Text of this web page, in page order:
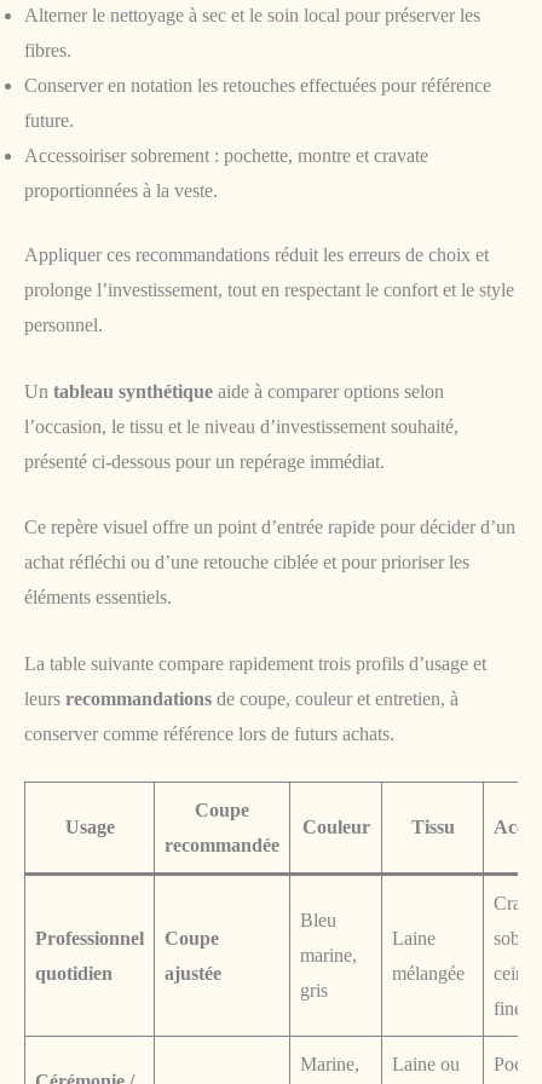
Alterner le nettoyage à sec et le soin local pour préserver les
fibres.
Conserver en notation les retouches effectuées pour référence
future.
Accessoiriser sobrement : pochette, montre et cravate
proportionnées à la veste.
Appliquer ces recommandations réduit les erreurs de choix et
prolonge l’investissement, tout en respectant le confort et le style
personnel.
Un tableau synthétique aide à comparer options selon
l’occasion, le tissu et le niveau d’investissement souhaité,
présenté ci-dessous pour un repérage immédiat.
Ce repère visuel offre un point d’entrée rapide pour décider d’un
achat réfléchi ou d’une retouche ciblée et pour prioriser les
éléments essentiels.
La table suivante compare rapidement trois profils d’usage et
leurs recommandations de coupe, couleur et entretien, à
conserver comme référence lors de futurs achats.
Usage
Coupe
recommandée
Couleur Tissu
Professionnel
quotidien
Coupe
ajustée
Bleu
marine,
gris
Laine
mélangée
sobre,
fine
Marine,
Laine ou